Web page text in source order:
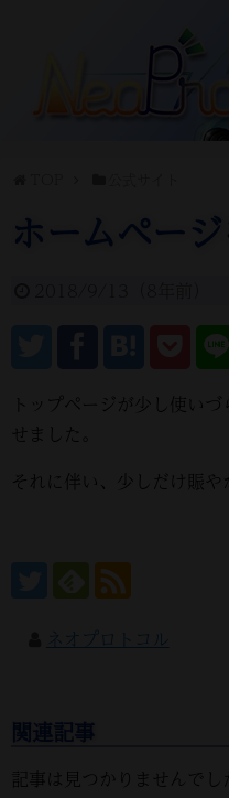
ホームペー
トップページが少し使い
せました。
それに伴い、少しだけ賑や
ネオプロトコル
関連記事
記事は見つかりませんでし